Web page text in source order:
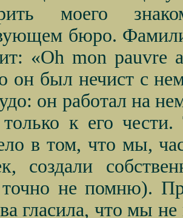
моего
бюро.
«Oh mon pauvre
он был нечист с
он работал на
к его
в том, что мы,
создали
точно не помню).
гласила, что мы